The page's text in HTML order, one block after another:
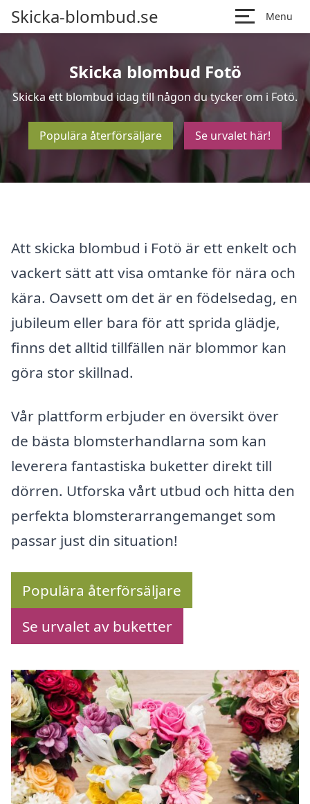
Skicka-blombud.se Menu
Skicka blombud Fotö
Skicka ett blombud idag till någon du tycker om i Fotö.
Populära återförsäljare Se urvalet här!
Att skicka blombud i Fotö är ett enkelt och
vackert sätt att visa omtanke för nära och
kära. Oavsett om det är en födelsedag, en
jubileum eller bara för att sprida glädje,
finns det alltid tillfällen när blommor kan
göra stor skillnad.
Vår plattform erbjuder en översikt över
de bästa blomsterhandlarna som kan
leverera fantastiska buketter direkt till
dörren. Utforska vårt utbud och hitta den
perfekta blomsterarrangemanget som
passar just din situation!
Populära återförsäljare
Se urvalet av buketter